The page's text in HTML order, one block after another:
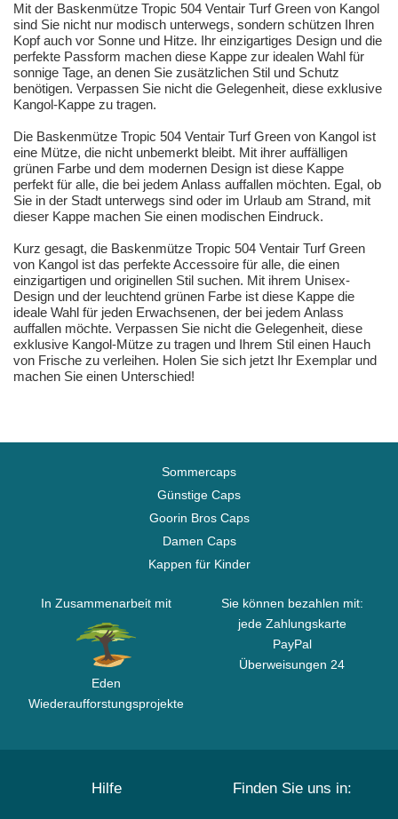
Mit der Baskenmütze Tropic 504 Ventair Turf Green von Kangol
sind Sie nicht nur modisch unterwegs, sondern schützen Ihren
Kopf auch vor Sonne und Hitze. Ihr einzigartiges Design und die
perfekte Passform machen diese Kappe zur idealen Wahl für
sonnige Tage, an denen Sie zusätzlichen Stil und Schutz
benötigen. Verpassen Sie nicht die Gelegenheit, diese exklusive
Kangol-Kappe zu tragen.
Die Baskenmütze Tropic 504 Ventair Turf Green von Kangol ist
eine Mütze, die nicht unbemerkt bleibt. Mit ihrer auffälligen
grünen Farbe und dem modernen Design ist diese Kappe
perfekt für alle, die bei jedem Anlass auffallen möchten. Egal, ob
Sie in der Stadt unterwegs sind oder im Urlaub am Strand, mit
dieser Kappe machen Sie einen modischen Eindruck.
Kurz gesagt, die Baskenmütze Tropic 504 Ventair Turf Green
von Kangol ist das perfekte Accessoire für alle, die einen
einzigartigen und originellen Stil suchen. Mit ihrem Unisex-
Design und der leuchtend grünen Farbe ist diese Kappe die
ideale Wahl für jeden Erwachsenen, der bei jedem Anlass
auffallen möchte. Verpassen Sie nicht die Gelegenheit, diese
exklusive Kangol-Mütze zu tragen und Ihrem Stil einen Hauch
von Frische zu verleihen. Holen Sie sich jetzt Ihr Exemplar und
machen Sie einen Unterschied!
Sommercaps
Günstige Caps
Goorin Bros Caps
Damen Caps
Kappen für Kinder
In Zusammenarbeit mit
Eden
Wiederaufforstungsprojekte
Sie können bezahlen mit:
jede Zahlungskarte
PayPal
Überweisungen 24
Hilfe Finden Sie uns in: